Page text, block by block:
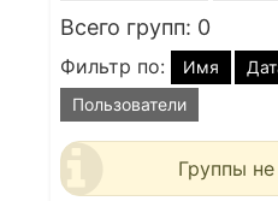
Всего групп: 0
Фильтр по: Имя
Пользователи
Группы